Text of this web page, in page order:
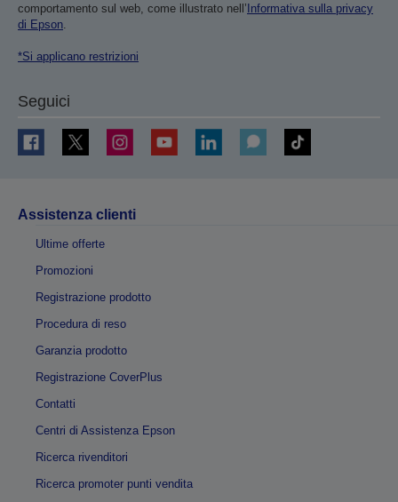
comportamento sul web, come illustrato nell’Informativa sulla privacy
di Epson
*Si applicano restrizioni
Seguici
Assistenza clienti
Ultime offerte
Promozioni
Registrazione prodotto
Procedura di reso
Garanzia prodotto
Registrazione CoverPlus
Contatti
Centri di Assistenza Epson
Ricerca rivenditori
Ricerca promoter punti vendita